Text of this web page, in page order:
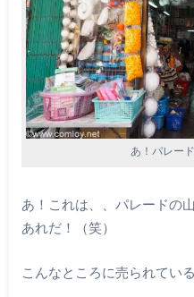
あ！パレー
あ！これは、、パレードの
あれだ！（笑）
こんなところに売られてい